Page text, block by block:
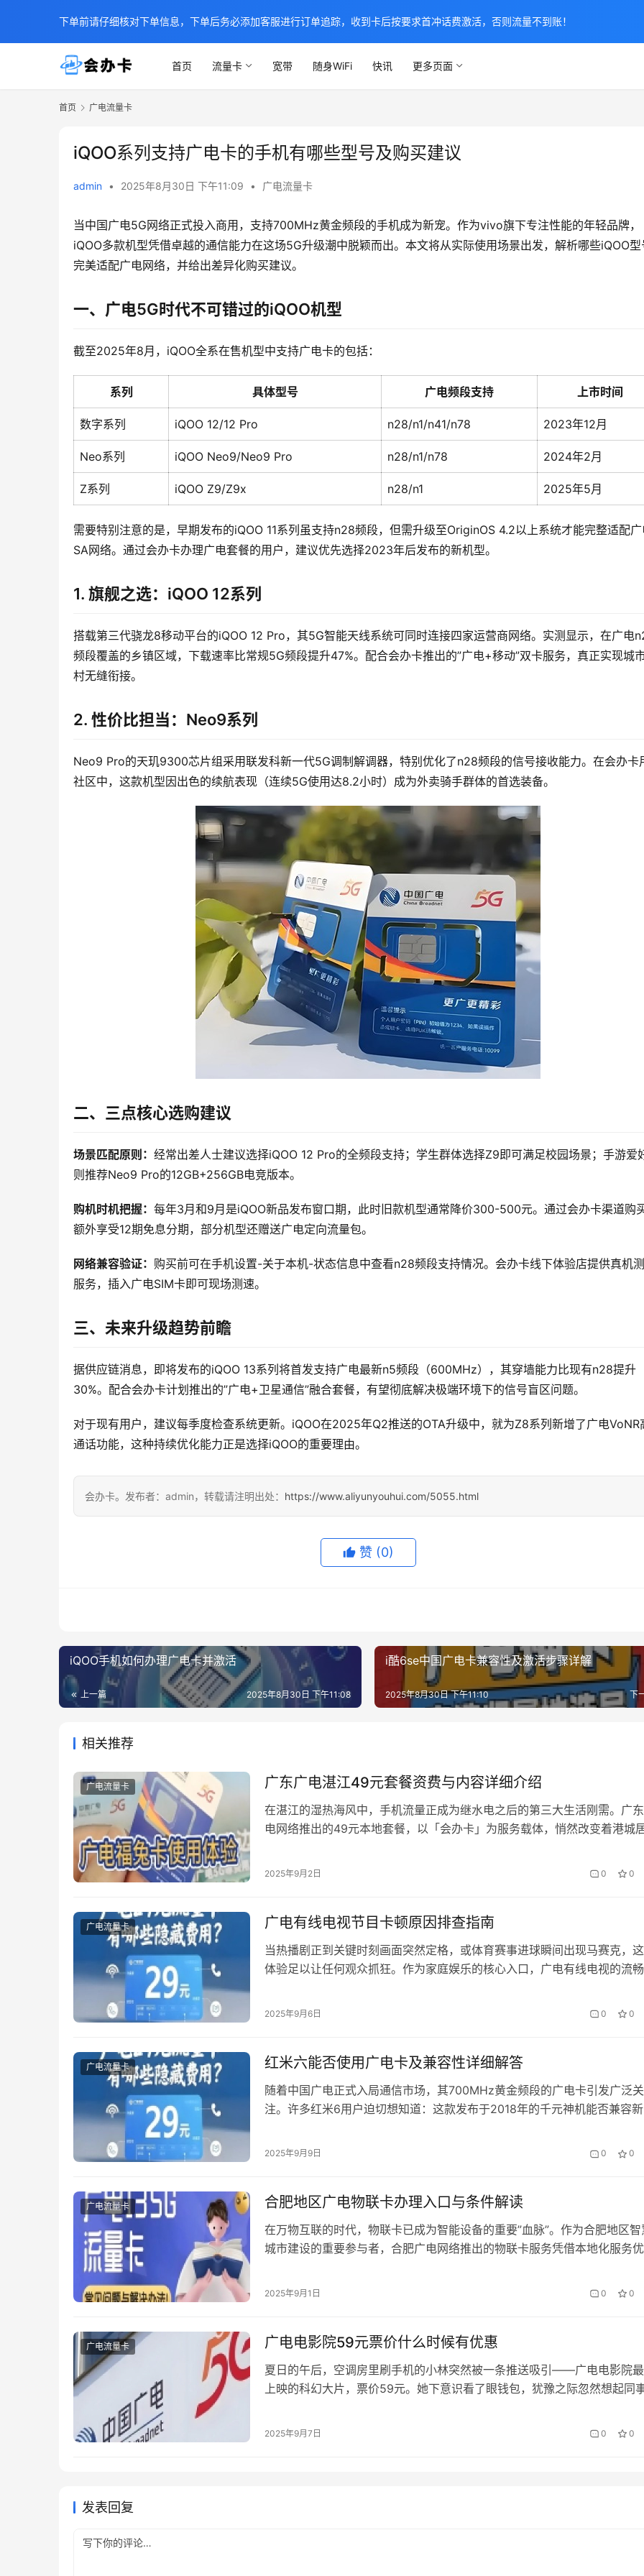
首页 流量卡 宽带 随身WiFi 快讯 更多页面
首页 广电流量卡
iQOO系列支持广电卡的手机有哪些型号及购买建议
admin • 2025年8月30日 下午11:09 • 广电流量卡
当中国广电5G网络正式投入商用，支持700MHz黄金频段的手机成为新宠。作为vivo旗下专注性能的年轻品牌，
iQOO多款机型凭借卓越的通信能力在这场5G升级潮中脱颖而出。本文将从实际使用场景出发，解析哪些iQOO型
完美适配广电网络，并给出差异化购买建议。
一、广电5G时代不可错过的iQOO机型
截至2025年8月，iQOO全系在售机型中支持广电卡的包括：
系列 具体型号 广电频段支持 上市时间
数字系列 iQOO 12/12 Pro n28/n1/n41/n78 2023年12月
Neo系列 iQOO Neo9/Neo9 Pro n28/n1/n78 2024年2月
Z系列 iQOO Z9/Z9x n28/n1 2025年5月
需要特别注意的是，早期发布的iQOO 11系列虽支持n28频段，但需升级至OriginOS 4.2以上系统才能完整适配
SA网络。通过会办卡办理广电套餐的用户，建议优先选择2023年后发布的新机型。
1. 旗舰之选：iQOO 12系列
搭载第三代骁龙8移动平台的iQOO 12 Pro，其5G智能天线系统可同时连接四家运营商网络。实测显示，在广电
频段覆盖的乡镇区域，下载速率比常规5G频段提升47%。配合会办卡推出的”广电+移动”双卡服务，真正实现城
村无缝衔接。
2. 性价比担当：Neo9系列
Neo9 Pro的天玑9300芯片组采用联发科新一代5G调制解调器，特别优化了n28频段的信号接收能力。在会办卡
社区中，这款机型因出色的续航表现（连续5G使用达8.2小时）成为外卖骑手群体的首选装备。
二、三点核心选购建议
场景匹配原则： 经常出差人士建议选择iQOO 12 Pro的全频段支持；学生群体选择Z9即可满足校园场景；手游爱
则推荐Neo9 Pro的12GB+256GB电竞版本。
购机时机把握： 每年3月和9月是iQOO新品发布窗口期，此时旧款机型通常降价300-500元。通过会办卡渠道购
额外享受12期免息分期，部分机型还赠送广电定向流量包。
网络兼容验证： 购买前可在手机设置-关于本机-状态信息中查看n28频段支持情况。会办卡线下体验店提供真机
服务，插入广电SIM卡即可现场测速。
三、未来升级趋势前瞻
据供应链消息，即将发布的iQOO 13系列将首发支持广电最新n5频段（600MHz），其穿墙能力比现有n28提升
30%。配合会办卡计划推出的”广电+卫星通信”融合套餐，有望彻底解决极端环境下的信号盲区问题。
对于现有用户，建议每季度检查系统更新。iQOO在2025年Q2推送的OTA升级中，就为Z8系列新增了广电VoNR
通话功能，这种持续优化能力正是选择iQOO的重要理由。
会办卡。发布者：admin，转载请注明出处： https://www.aliyunyouhui.com/5055.html
赞 (0)
iQOO手机如何办理广电卡并激活
上一篇 2025年8月30日 下午11:08
i酷6se中国广电卡兼容性及激活步骤详解
下
2025年8月30日 下午11:10
相关推荐
广电流量卡 广东广电湛江49元套餐资费与内容详细介绍
在湛江的湿热海风中，手机流量正成为继水电之后的第三大生活刚需。广
电网络推出的49元本地套餐，以「会办卡」为服务载体，悄然改变着港城
头，而是精准匹配粤西地域特性的实用主义解决方案。 一、套餐核心架构
2025年9月2日 0 0
广电流量卡 广电有线电视节目卡顿原因排查指南
当热播剧正到关键时刻画面突然定格，或体育赛事进球瞬间出现马赛克，
体验足以让任何观众抓狂。作为家庭娱乐的核心入口，广电有线电视的流
输全链路出发，系统梳理八大常见症结及解决方案，帮助用户快速定位问
2025年9月6日 0 0
广电流量卡 红米六能否使用广电卡及兼容性详细解答
随着中国广电正式入局通信市场，其700MHz黄金频段的广电卡引发广泛关
注。许多红米6用户迫切想知道：这款发布于2018年的千元神机能否兼容
晓答案。 一、红米6硬件基带深度剖析 红米6搭载联发科Helio P22处理器
2025年9月9日 0 0
广电流量卡 合肥地区广电物联卡办理入口与条件解读
在万物互联的时代，物联卡已成为智能设备的重要”血脉”。作为合肥地区智
城市建设的重要参与者，合肥广电网络推出的物联卡服务凭借本地化服务
口、资质条件及使用场景，助您快速开启智能连接体验。 一、合肥广电物
2025年9月1日 0 0
广电流量卡 广电电影院59元票价什么时候有优惠
夏日的午后，空调房里刷手机的小林突然被一条推送吸引——广电电影院
上映的科幻大片，票价59元。她下意识看了眼钱包，犹豫之际忽然想起同
元票价的“时间密码” 广电电影院作为老牌院线，常规票价59元看似坚挺，
2025年9月7日 0 0
发表回复
下单前请仔细核对下单信息，下单后务必添加客服进行订单追踪，收到卡后按要求首冲话费激活，否则流量不到账！